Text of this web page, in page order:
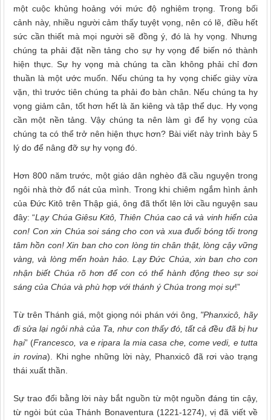
một cuộc khủng hoảng với mức độ nghiêm trọng. Trong bối
cảnh này, nhiều người cảm thấy tuyệt vọng , nên có lẽ, điều hết
sức cần thiết mà mọi người sẽ đồng ý, đó là hy vọng. Nhưng
chúng ta phải đặt nền tảng cho sự hy vọng để biến nó thành
hiện thực. Sự hy vọng mà chúng ta cần không phải chỉđơn
thuần là một ước muốn. Nếu chúng ta hy vọng chiếc giày vừa
vặn, thì trước tiên chúng ta phải đo bàn chân
Nếu chúng ta hy
vọng giảm cân, tốt hơn hết là ăn kiêng và tập thể dục. Hy vọng
cần một nền tảng. Vậy chúng ta nên làm gì để hy vọng của
chúng ta có thể trở nên hiện thực hơn? Bài viết này trình bày 5
lý do để nâng đỡ sự hy vọng đó.
Hơn 800 năm trước, một giáo dân nghèo đã cầu nguyện trong
ngôi nhà thờ đổ nát của mình. Trong khi chiêm ngắm hình ảnh
của Đức Kitô trên Thập giá, ông đã thốt lên lời cầu nguyện sau
đây: “Lạy Chúa Giêsu Kitô Thiên Chúa caocảvà vinh hiển của
con! Con xin Chúa soi sáng cho con và xua đuổi bóng tối trong
tâm hồn con! Xin ban cho con lòngtin chân thật,lòng cậyvững
vàng và lòngmếnhoàn hảo. Lạy Đức Chúa, xin ban cho con
nhận biết Chúa rõ hơn để con có thể hành động theo sự soi
sáng của Chúa và phù hợp với thánh ý Chúa trong mọi sự!”
Từ trên Thánh giá, một giọng nói phán với ông, "Phanxicô, hãy
đi sửa lại ngôi nhà của Ta, như con thấyđó, tất cả đều đã bịhư
hại” (Francesco, va e ripara la mia casa che, come vedi, e tutta
in rovina) . Khi nghe những lời này, Phanxicô đã rơi vào trạng
thái xuất thần.
Sự trao đổi bằng lời này bắt nguồn từ một nguồn đáng tin cậy,
từ ngòi bút của Thánh Bonaventura (1221-1274), vị đã viết về